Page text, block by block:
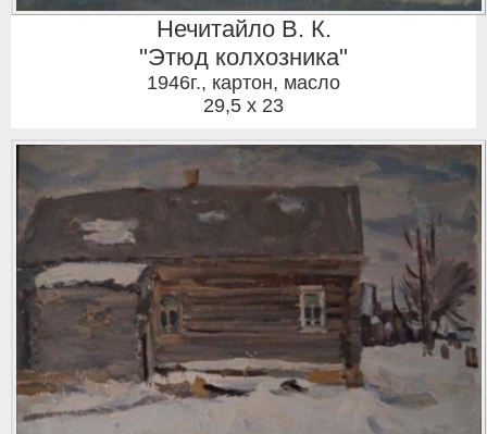
Нечитайло В. К.
"Этюд колхозника"
1946г., картон, масло
29,5 x 23